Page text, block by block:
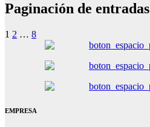
Paginación de entradas
1 2 … 8
EMPRESA